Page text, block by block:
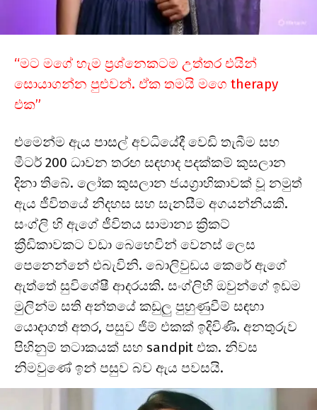
“මට මගේ හැම ප්‍රශ්නෙකටම උත්තර එයින්
සොයාගන්න පුළුවන්. ඒක තමයි මගෙ therapy
එක”
එමෙන්ම ඇය පාසල් අවධියේදී වෙඩි තැබීම සහ
මීටර් 200 ධාවන තරඟ සඳහාද පදක්කම් කුසලාන
දිනා තිබේ. ලෝක කුසලාන ජයග්‍රාහිකාවක් වූ නමුත්
ඇය ජීවිතයේ නිදහස සහ සැනසීම අගයන්නියකි.
සංග්ලි හි ඇගේ ජීවිතය සාමාන්‍ය ක්‍රිකට්
ක්‍රීඩිකාවකට වඩා බෙහෙවින් වෙනස් ලෙස
පෙනෙන්නේ එබැවිනි. බොලිවුඩය කෙරේ ඇගේ
ඇත්තේ සුවිශේෂී ආදරයකි. සංග්ලිහි ඔවුන්ගේ ඉඩම
මුලින්ම සති අන්තයේ කඩුලු පුහුණුවීම් සඳහා
යොදාගත් අතර, පසුව ජිම් එකක් ඉදිවිණි. අනතුරුව
පිහිනුම් තටාකයක් සහ sandpit එක. නිවස
නිමවුණේ ඉන් පසුව බව ඇය පවසයි.